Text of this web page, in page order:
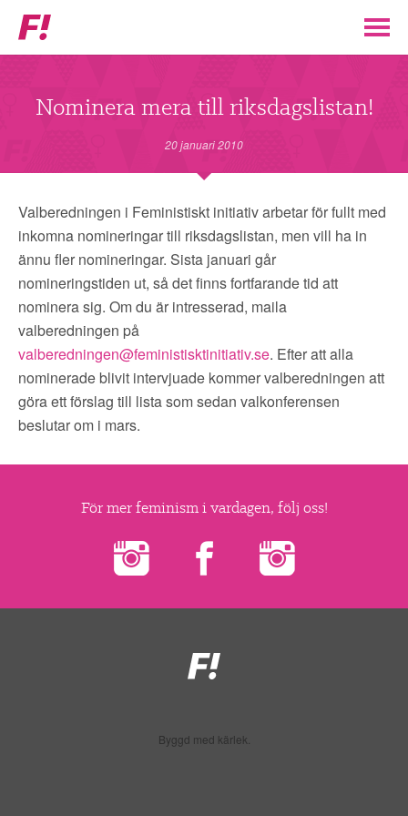
Feministiskt
initiativ
ENGAGERA DIG I F! ▼
ENAD RÖST
PARTILEDARE
OM FI ▼
FÖR MEDLEMMAR ▼
Nominera mera till riksdagslistan!
20 januari 2010
Valberedningen i Feministiskt initiativ arbetar för fullt med
inkomna nomineringar till riksdagslistan, men vill ha in
ännu fler nomineringar. Sista januari går
nomineringstiden ut, så det finns fortfarande tid att
nominera sig. Om du är intresserad, maila
valberedningen på
valberedningen@feministisktinitiativ.se. Efter att alla
nominerade blivit intervjuade kommer valberedningen att
göra ett förslag till lista som sedan valkonferensen
beslutar om i mars.
För mer feminism i vardagen, följ oss!
Feministiskt
initiativ
Byggd med kärlek.